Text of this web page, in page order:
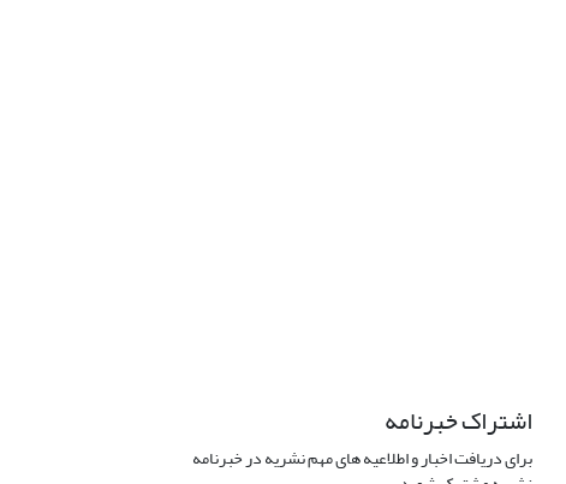
اشتراک خبرنامه
برای دریافت اخبار و اطلاعیه های مهم نشریه در خبرنامه